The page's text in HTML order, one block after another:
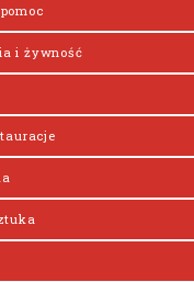
i żywność